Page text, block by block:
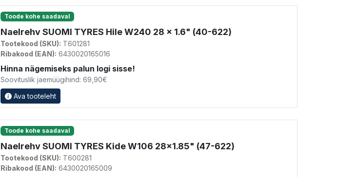
Toode kohe saadaval
Naelrehv SUOMI TYRES Hile W240 28 x 1.6" (40-622)
Tootekood (SKU): T601281
Ribakood (EAN): 6430020165016
Hinna nägemiseks palun logi sisse!
Soovituslik jaemüügihind: 69,90€
Ava tooteleht
Toode kohe saadaval
Naelrehv SUOMI TYRES Kide W106 28x1.85" (47-622)
Tootekood (SKU): T600281
Ribakood (EAN): 6430020165009